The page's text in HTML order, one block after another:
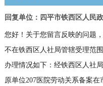
回复单位：四平市铁西区人民
您好！关于您留言反映的问题
不在铁西区人社局管辖受理范
办理情况如下：经铁西区人社
原单位207医院劳动关系备案在